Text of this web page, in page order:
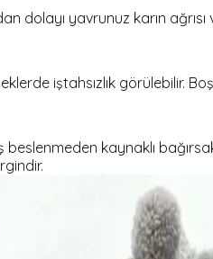
dolayı yavrunuz karın
iştahsızlık görülebilir.
beslenmeden kaynaklı